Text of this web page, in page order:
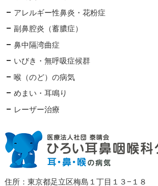
アレルギー性鼻炎・花粉症
副鼻腔炎（蓄膿症）
鼻中隔湾曲症
いびき・無呼吸症候群
喉（のど）の病気
めまい・耳鳴り
レーザー治療
住所：東京都足立区梅島１丁目１３−１８